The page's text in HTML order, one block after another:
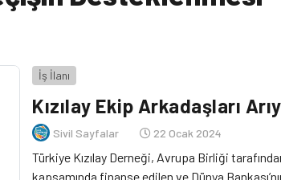
İş İlanı
Kızılay Ekip Arkadaşları
Sivil Sayfalar 22 Ocak 2024
Türkiye Kızılay Derneği, Avrupa Birliği
kapsamında finanse edilen ve Dünya